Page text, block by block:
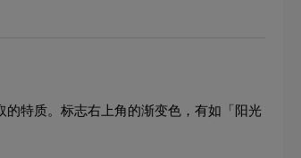
特质。标志右上角的渐变色，有如「阳光